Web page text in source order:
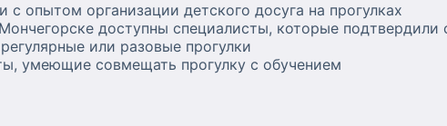
с опытом организации детского досуга на прогулках
доступны специалисты, которые подтвердили
или разовые прогулки
умеющие совмещать прогулку с обучением